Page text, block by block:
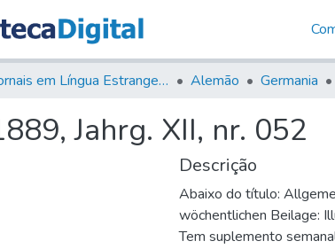
Jornais em Língua Estrangeira Alemão Germania
Jahrg. XII, nr. 052
Descrição
Abaixo do título:
wöchentlichen Beilage:
Tem suplemento